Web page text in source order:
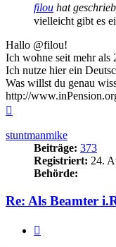
filou hat
vielleicht gibt es
Hallo @filou!
Ich wohne seit mehr als
Ich nutze hier ein
Was willst du genau
http://
stuntmanmike
Beiträge: 373
Registriert: 24.
Behörde:
Re: Als Beamter